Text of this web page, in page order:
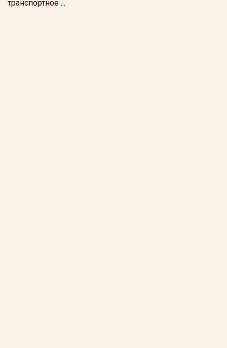
транспортное ...